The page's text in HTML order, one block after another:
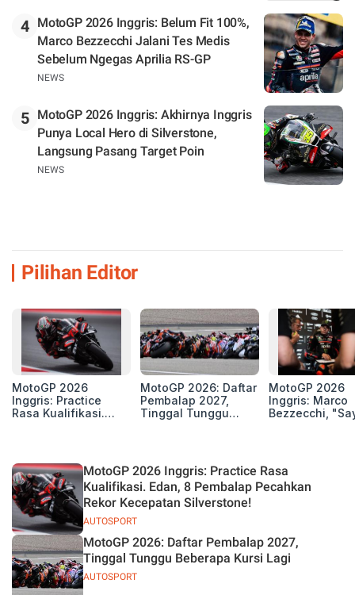
4
MotoGP 2026 Inggris: Belum Fit 100%,
Marco Bezzecchi Jalani Tes Medis
Sebelum Ngegas Aprilia RS-GP
NEWS
5
MotoGP 2026 Inggris: Akhirnya Inggris
Punya Local Hero di Silverstone,
Langsung Pasang Target Poin
NEWS
Pilihan Editor
MotoGP 2026
Inggris: Practice
Rasa Kualifikasi.
Silverstone!
MotoGP 2026: Daftar
Pembalap 2027,
Tinggal Tunggu
MotoGP 2026
Inggris: Marco
Bezzecchi,
AUTOSPORT
MotoGP 2026 Inggris: Practice Rasa
Kualifikasi. Edan, 8 Pembalap Pecahkan
Rekor Kecepatan Silverstone!
AUTOSPORT
MotoGP 2026: Daftar Pembalap 2027,
Tinggal Tunggu Beberapa Kursi Lagi